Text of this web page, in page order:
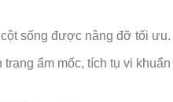
sống được nâng đỡ tối ưu.
ẩm mốc, tích tụ vi